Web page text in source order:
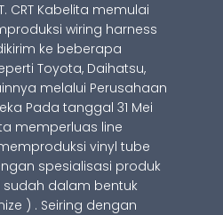
CRT Kabelita memulai
wiring harness
ke beberapa
Toyota, Daihatsu,
melalui Perusahaan
Pada tanggal 31 Mei
memperluas line
vinyl tube
spesialisasi produk
sudah dalam bentuk
) . Seiring dengan